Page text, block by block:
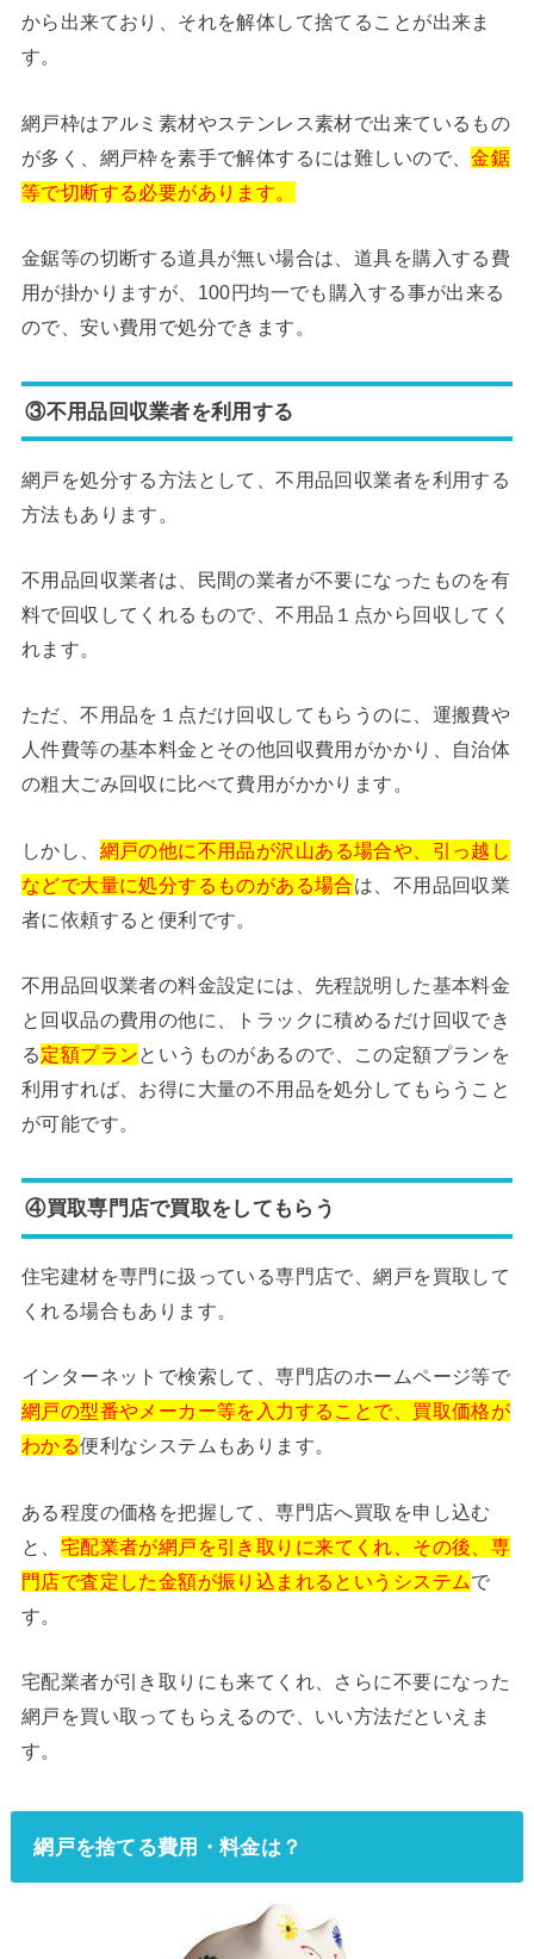
から出来ており、それを解体して捨てることが出来ま
す。
網戸枠はアルミ素材やステンレス素材で出来ているもの
が多く、網戸枠を素手で解体するには難しいので、金鋸
等で切断する必要があります。
金鋸等の切断する道具が無い場合は、道具を購入する費
用が掛かりますが、100円均一でも購入する事が出来る
ので、安い費用で処分できます。
③不用品回収業者を利用する
網戸を処分する方法として、不用品回収業者を利用する
方法もあります。
不用品回収業者は、民間の業者が不要になったものを有
料で回収してくれるもので、不用品１点から回収してく
れます。
ただ、不用品を１点だけ回収してもらうのに、運搬費や
人件費等の基本料金とその他回収費用がかかり、自治体
の粗大ごみ回収に比べて費用がかかります。
しかし、 網戸の他に不用品が沢山ある場合や、引っ越し
などで大量に処分するものがある場合は、不用品回収業
者に依頼すると便利です。
不用品回収業者の料金設定には、先程説明した基本料金
と回収品の費用の他に、トラックに積めるだけ回収でき
る定額プランというものがあるので、この定額プランを
利用すれば、お得に大量の不用品を処分してもらうこと
が可能です。
④買取専門店で買取をしてもらう
住宅建材を専門に扱っている専門店で、網戸を買取して
くれる場合もあります。
インターネットで検索して、専門店のホームページ等で
網戸の型番やメーカー等を入力することで、買取価格が
わかる便利なシステムもあります。
ある程度の価格を把握して、専門店へ買取を申し込む
と、 宅配業者が網戸を引き取りに来てくれ、その後、専
門店で査定した金額が振り込まれるというシステムで
す。
宅配業者が引き取りにも来てくれ、さらに不要になった
網戸を買い取ってもらえるので、いい方法だといえま
す。
網戸を捨てる費用・料金は？